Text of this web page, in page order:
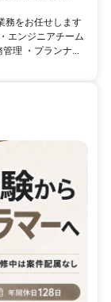
務をお任せします
エンジニアチーム
理 ・プランナ...